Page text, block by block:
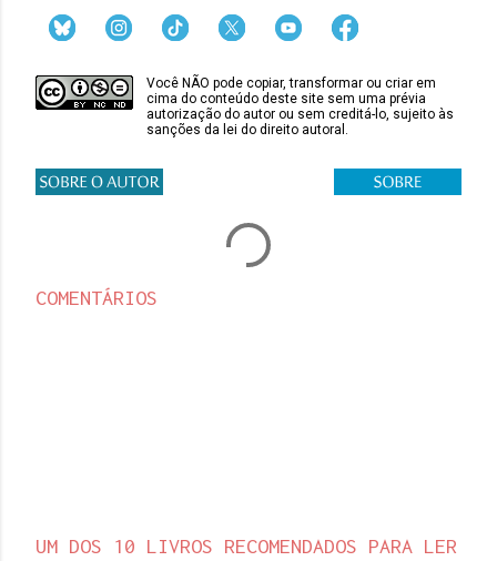
Você NÃO pode copiar, transformar ou criar em
cima do conteúdo deste site sem uma prévia
autorização do autor ou sem creditá-lo, sujeito às
sanções da lei do direito autoral.
COMENTÁRIOS
UM DOS 10 LIVROS RECOMENDADOS PARA LER